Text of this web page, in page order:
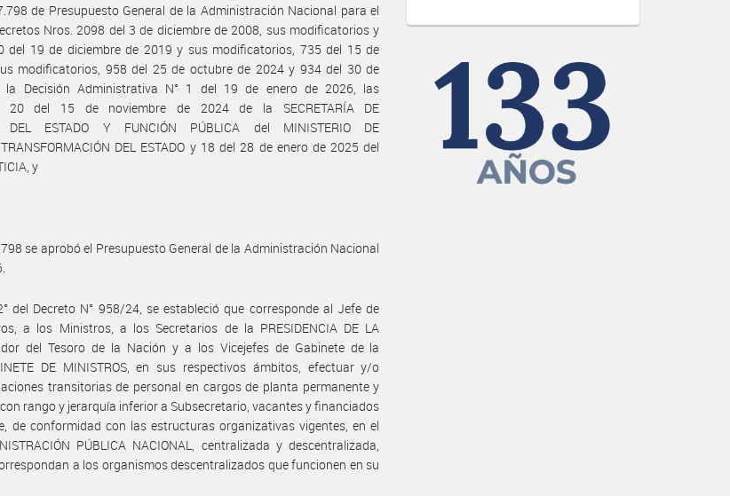
de Presupuesto General de la Administración Nacional para el
Nros. 2098 del 3 de diciembre de 2008, sus modificatorios y
del 19 de diciembre de 2019 y sus modificatorios, 735 del 15 de
modificatorios, 958 del 25 de octubre de 2024 y 934 del 30 de
la Decisión Administrativa N° 1 del 19 de enero de 2026, las
20 del 15 de noviembre de 2024 de la SECRETARÍA DE
DEL ESTADO Y FUNCIÓN PÚBLICA del MINISTERIO DE
TRANSFORMACIÓN DEL ESTADO y 18 del 28 de enero de 2025 del
y
se aprobó el Presupuesto General de la Administración Nacional
del Decreto N° 958/24, se estableció que corresponde al Jefe de
a los Ministros, a los Secretarios de la PRESIDENCIA DE LA
del Tesoro de la Nación y a los Vicejefes de Gabinete de la
DE MINISTROS, en sus respectivos ámbitos, efectuar y/o
transitorias de personal en cargos de planta permanente y
rango y jerarquía inferior a Subsecretario, vacantes y financiados
de conformidad con las estructuras organizativas vigentes, en el
PÚBLICA NACIONAL, centralizada y descentralizada,
a los organismos descentralizados que funcionen en su